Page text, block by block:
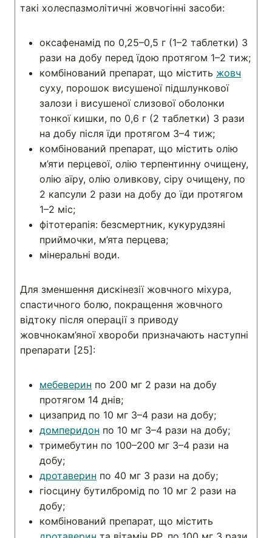
такі холеспазмолітичні жовчогінні засоби:
оксафенамід по 0,25–0,5 г (1–2 таблетки) 3
рази на добу перед їдою протягом 1–2 тиж;
комбінований препарат, що містить жовч
суху, порошок висушеної підшлункової
залози і висушеної слизової оболонки
тонкої кишки, по 0,6 г (2 таблетки) 3 рази
на добу після їди протягом 3–4 тиж;
комбінований препарат, що містить олію
м’яти перцевої, олію терпентинну очищену,
олію аїру, олію оливкову, сіру очищену, по
2 капсули 2 рази на добу до їди протягом
1–2 міс;
фітотерапія: безсмертник, кукурудзяні
приймочки, м’ята перцева;
мінеральні води.
Для зменшення дискінезії жовчного міхура,
спастичного болю, покращення жовчного
відтоку після операції з приводу
жовчнокам’яної хвороби призначають наступні
препарати [25]:
мебеверин по 200 мг 2 рази на добу
протягом 14 днів;
цизаприд по 10 мг 3–4 рази на добу;
домперидон по 10 мг 3–4 рази на добу;
тримебутин по 100–200 мг 3–4 рази на
добу;
дротаверин по 40 мг 3 рази на добу;
гіосцину бутилбромід по 10 мг 2 рази на
добу;
комбінований препарат, що містить